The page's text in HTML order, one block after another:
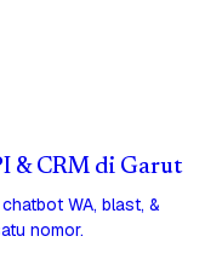
& CRM di Garut
WA, blast, &
nomor.